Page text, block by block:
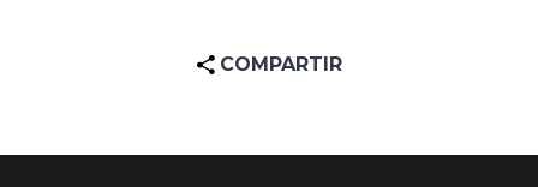
COMPARTIR